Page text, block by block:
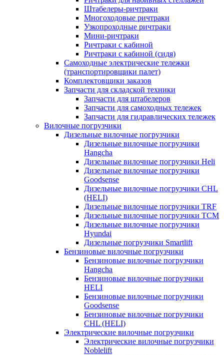
Штабелеры-ричтраки
Многоходовые ричтраки
Узкопроходные ричтраки
Мини-ричтраки
Ричтраки с кабиной
Ричтраки с кабиной (сидя)
Самоходные электрические тележки
(транспортировщики палет)
Комплектовщики заказов
Запчасти для складской техники
Запчасти для штабелеров
Запчасти для самоходных тележек
Запчасти для гидравлических тележек
Вилочные погрузчики
Дизельные вилочные погрузчики
Дизельные вилочные погрузчики
Hangcha
Дизельные вилочные погрузчики Heli
Дизельные вилочные погрузчики
Goodsense
Дизельные вилочные погрузчики CHL
(HELI)
Дизельные вилочные погрузчики TRF
Дизельные вилочные погрузчики TCM
Дизельные вилочные погрузчики
Hyundai
Дизельные погрузчики Smartlift
Бензиновые вилочные погрузчики
Бензиновые вилочные погрузчики
Hangcha
Бензиновые вилочные погрузчики
HELI
Бензиновые вилочные погрузчики
Goodsense
Бензиновые вилочные погрузчики
CHL (HELI)
Электрические вилочные погрузчики
Электрические вилочные погрузчики
Noblelift